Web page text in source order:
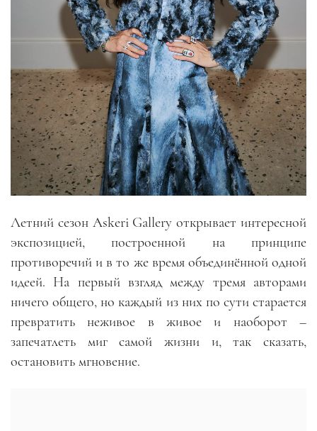
Летний сезон Askeri Gallery открывает интересной
экспозицией, построенной на принципе
противоречий и в то же время объединённой одной
идеей. На первый взгляд между тремя авторами
ничего общего, но каждый из них по сути старается
превратить неживое в живое и наоборот –
запечатлеть миг самой жизни и, так сказать,
остановить мгновение.